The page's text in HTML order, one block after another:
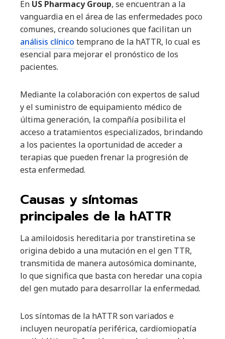
En US Pharmacy Group, se encuentran a la
vanguardia en el área de las enfermedades poco
comunes, creando soluciones que facilitan un
análisis clínico temprano de la hATTR, lo cual es
esencial para mejorar el pronóstico de los
pacientes.
Mediante la colaboración con expertos de salud
y el suministro de equipamiento médico de
última generación, la compañía posibilita el
acceso a tratamientos especializados, brindando
a los pacientes la oportunidad de acceder a
terapias que pueden frenar la progresión de
esta enfermedad.
Causas y síntomas
principales de la hATTR
La amiloidosis hereditaria por transtiretina se
origina debido a una mutación en el gen TTR,
transmitida de manera autosómica dominante,
lo que significa que basta con heredar una copia
del gen mutado para desarrollar la enfermedad.
Los síntomas de la hATTR son variados e
incluyen neuropatía periférica, cardiomiopatía